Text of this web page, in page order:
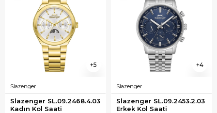
5
Slazenger
Slazenger SL.09.2468.4.03
Kadın Kol Saati
4
Slazenger
Slazenger SL.09.2453.2.03
Erkek Kol Saati